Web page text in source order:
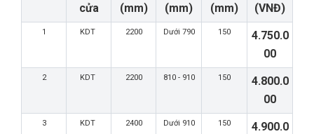
cửa
(mm)
(mm)
(mm)
(VNĐ)
1 KDT 2200 Dưới 790 150
4.750.0
00
2 KDT 2200 810 - 910 150
4.800.0
00
3 KDT 2400 Dưới 910 150
4.900.0